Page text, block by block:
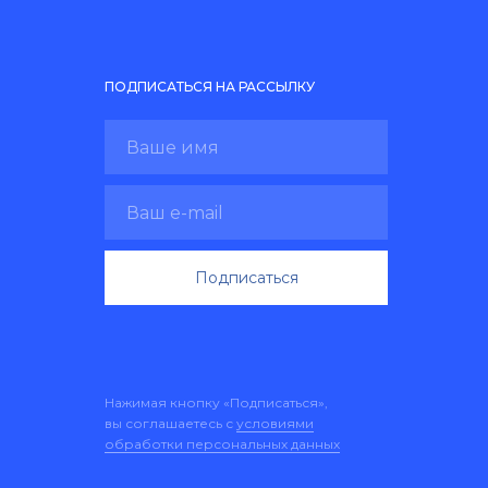
Нажимая кнопку «Подписаться»,
вы соглашаетесь с условиями
обработки персональных данных
Подписаться
ПОДПИСАТЬСЯ НА РАССЫЛКУ